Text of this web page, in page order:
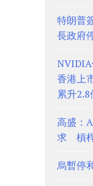
特朗普
長政府
NVIDIA
香港上
累升
高盛：
求 槓
烏暫停